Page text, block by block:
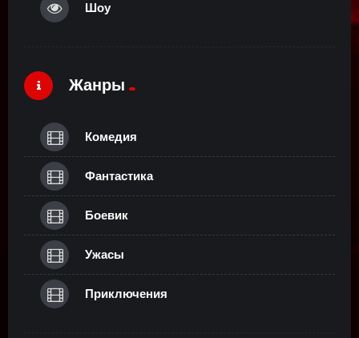
Шоу
Жанры
Комедия
Фантастика
Боевик
Ужасы
Приключения